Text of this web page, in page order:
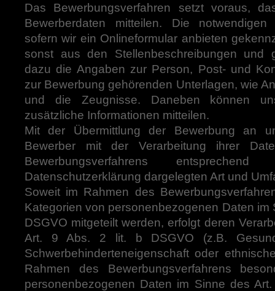
Das Bewerbungsverfahren setzt voraus,
Bewerberdaten mitteilen. Die notwendigen
sofern wir ein Onlineformular anbieten
sonst aus den Stellenbeschreibungen und
dazu die Angaben zur Person, Post- und
zur Bewerbung gehörenden Unterlagen, wie
und die Zeugnisse. Daneben können
zusätzliche Informationen mitteilen.
Mit der Übermittlung der Bewerbung an
Bewerber mit der Verarbeitung ihrer
Bewerbungsverfahrens
Datenschutzerklärung dargelegten Art und
Soweit im Rahmen des
Kategorien von personenbezogenen Daten im
DSGVO mitgeteilt werden, erfolgt deren
Art. 9 Abs. 2 lit. b DSGVO (z.B.
Schwerbehinderteneigenschaft oder
Rahmen des Bewerbungsverfahrens
personenbezogenen Daten im Sinne des